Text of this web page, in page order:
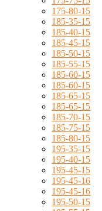
175-80-15
185-35-15
185-40-15
185-45-15
185-50-15
185-55-15
185-60-15
185-60-15
185-65-15
185-65-15
185-70-15
185-75-15
185-80-15
195-35-15
195-40-15
195-45-15
195-45-16
195-45-16
195-50-15